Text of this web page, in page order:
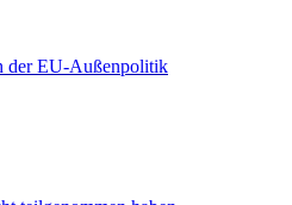
der EU-Außenpolitik